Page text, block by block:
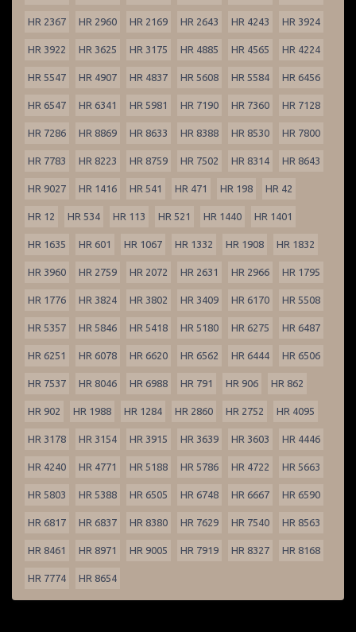
HR 2367 HR 2960 HR 2169 HR 2643 HR 4243 HR 3924
HR 3922 HR 3625 HR 3175 HR 4885 HR 4565 HR 4224
HR 5547 HR 4907 HR 4837 HR 5608 HR 5584 HR 6456
HR 6547 HR 6341 HR 5981 HR 7190 HR 7360 HR 7128
HR 7286 HR 8869 HR 8633 HR 8388 HR 8530 HR 7800
HR 7783 HR 8223 HR 8759 HR 7502 HR 8314 HR 8643
HR 9027 HR 1416 HR 541 HR 471 HR 198 HR 42
HR 12 HR 534 HR 113 HR 521 HR 1440 HR 1401
HR 1635 HR 601 HR 1067 HR 1332 HR 1908 HR 1832
HR 3960 HR 2759 HR 2072 HR 2631 HR 2966 HR 1795
HR 1776 HR 3824 HR 3802 HR 3409 HR 6170 HR 5508
HR 5357 HR 5846 HR 5418 HR 5180 HR 6275 HR 6487
HR 6251 HR 6078 HR 6620 HR 6562 HR 6444 HR 6506
HR 7537 HR 8046 HR 6988 HR 791 HR 906 HR 862
HR 902 HR 1988 HR 1284 HR 2860 HR 2752 HR 4095
HR 3178 HR 3154 HR 3915 HR 3639 HR 3603 HR 4446
HR 4240 HR 4771 HR 5188 HR 5786 HR 4722 HR 5663
HR 5803 HR 5388 HR 6505 HR 6748 HR 6667 HR 6590
HR 6817 HR 6837 HR 8380 HR 7629 HR 7540 HR 8563
HR 8461 HR 8971 HR 9005 HR 7919 HR 8327 HR 8168
HR 7774 HR 8654